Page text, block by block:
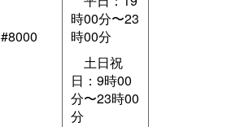
#8000
時00分〜23
時00分
土日祝
日：9時00
分〜23時00
分